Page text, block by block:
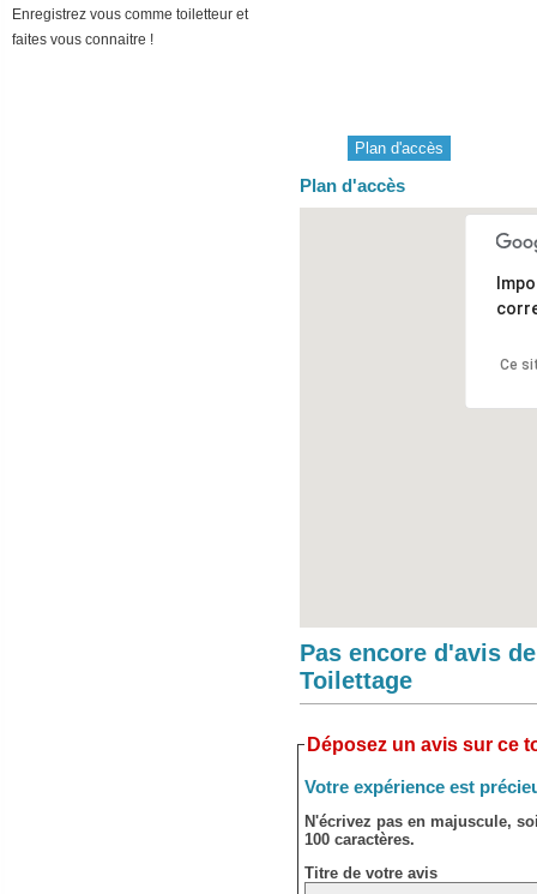
Plan d'accès
Plan d'accès
Ce
Pas encore d'avis
Toilettage
Déposez un avis sur ce
Votre expérience est
N'écrivez pas en majuscule,
100 caractères.
Titre de votre avis
Enregistrez vous comme toiletteur et
faites vous connaitre !